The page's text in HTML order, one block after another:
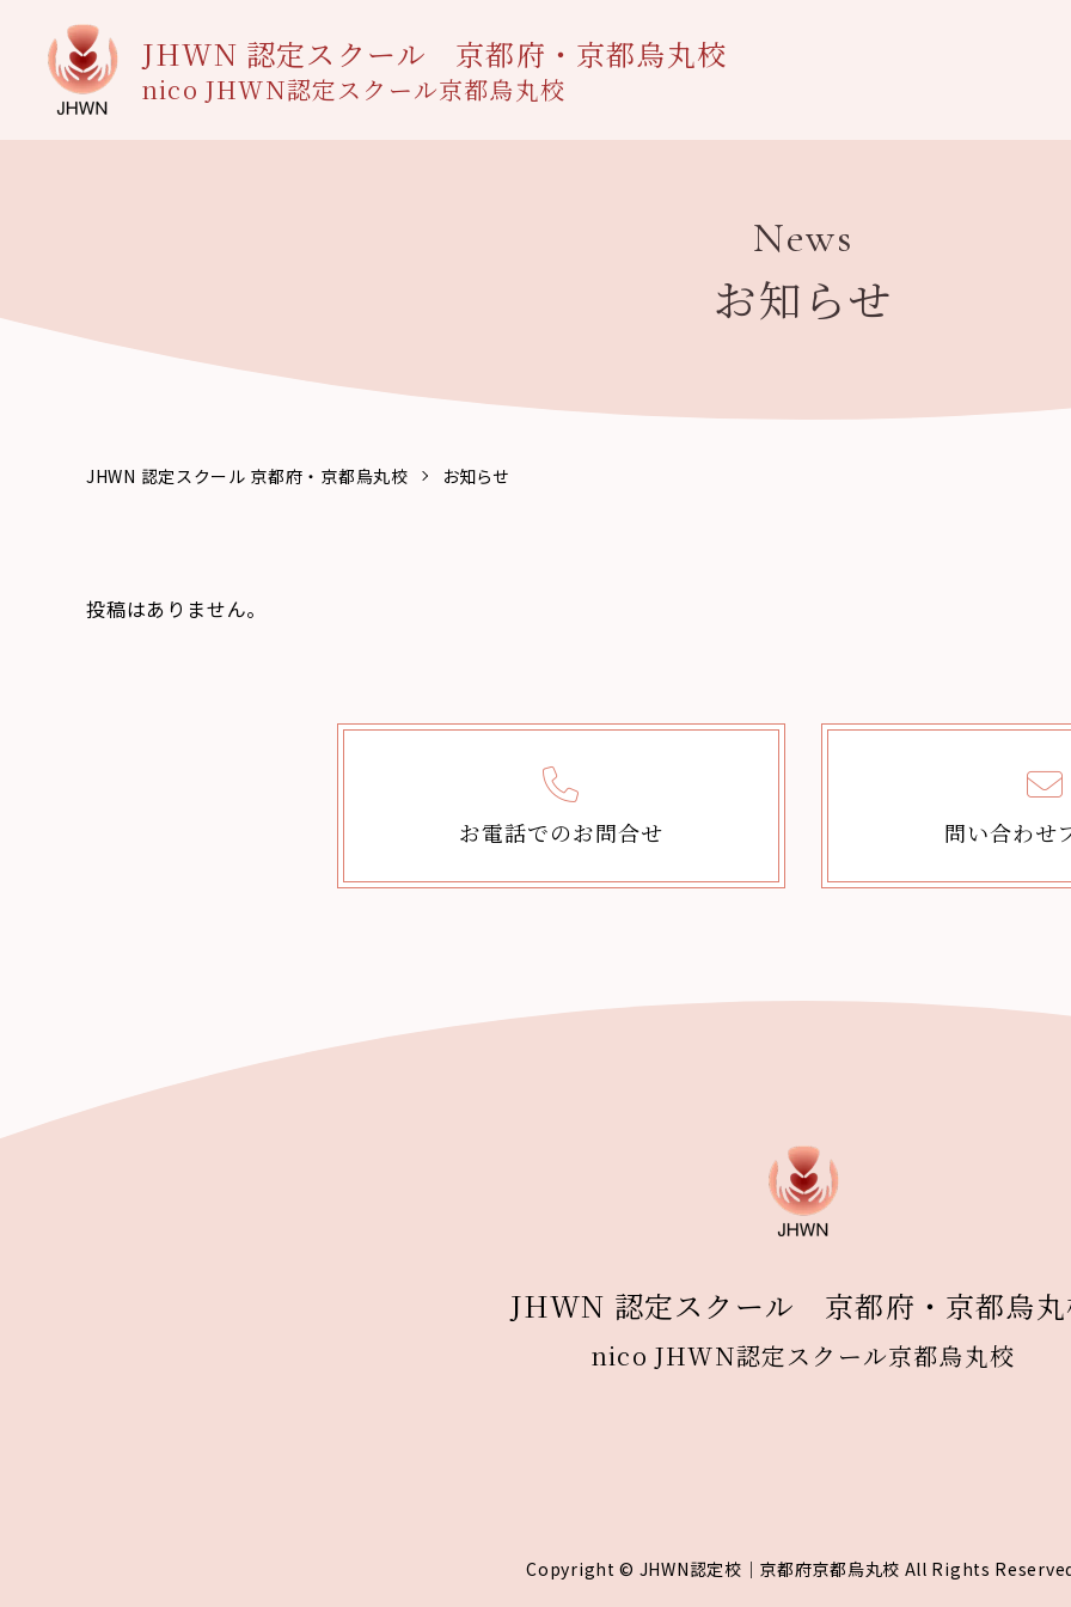
JHWN 認定スクール 京都府・京都烏丸校
nico JHWN認定スクール京都烏丸校
News
お知らせ
JHWN 認定スクール 京都府・京都烏丸校 お知らせ
投稿はありません。
お電話でのお問合せ 問い合わせ
JHWN 認定スクール 京都府・京都烏
nico JHWN認定スクール京都烏丸校
Copyright © JHWN認定校｜京都府京都烏丸校 All Rights